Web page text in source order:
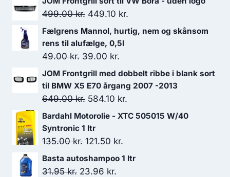
7,999.00 kr..7,000.00 kr..
499.00kr. Den
oprindelige
pris
var:
499.00 kr..
449.10 kr.
aktuelle
449.10 kr..
Fælgrens Mannol, hurtig, nem og skånsom
rens til alufælge, 0,5l
49.00kr. Den
oprindelige
pris
var:
49.00 kr..
39.00 kr.
aktuelle
pris
er:
39.00 kr..
JOM Frontgrill med dobbelt ribbe i blank sort
til BMW X5 E70 årgang 2007 -2013
649.00kr. Den
oprindelige
pris
var:
649.00 kr..
584.10 kr.
aktuelle
584.10 kr..
Bardahl Motorolie - XTC 505015 W/40
Syntronic 1 ltr
135.00kr. Den
oprindelige
pris
121.50 kr.
aktuelle
Basta autoshampoo 1 ltr
31.95kr. Den
23.96 kr.